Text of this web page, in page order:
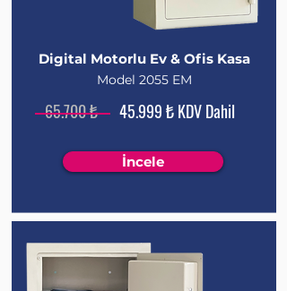
Digital Motorlu Ev & Ofis Kasa
Model 2055 EM
65.700 ₺ 45.999 ₺ KDV Dahil
İncele